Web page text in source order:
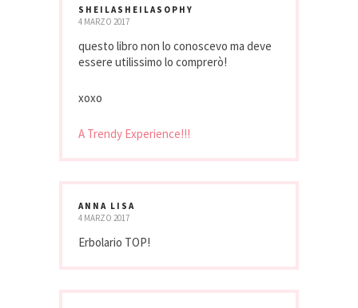
SHEILASHEILASOPHY
4 MARZO 2017
questo libro non lo conoscevo ma deve
essere utilissimo lo comprerò!
xoxo
A Trendy Experience!!!
ANNA LISA
4 MARZO 2017
Erbolario TOP!